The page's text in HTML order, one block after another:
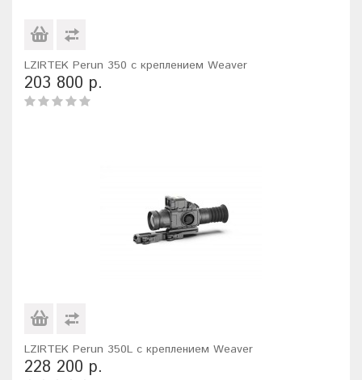
LZIRTEK Perun 350 с креплением Weaver
203 800 р.
LZIRTEK Perun 350L с креплением Weaver
228 200 р.